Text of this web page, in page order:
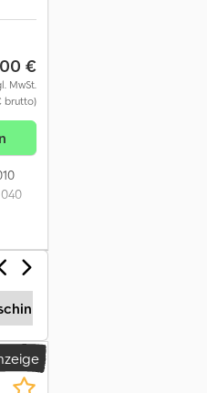
€
MwSt.
brutto)